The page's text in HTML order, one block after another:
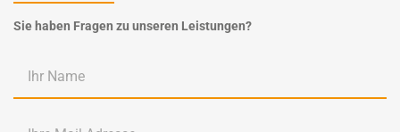
Sie haben Fragen zu unseren Leistungen?